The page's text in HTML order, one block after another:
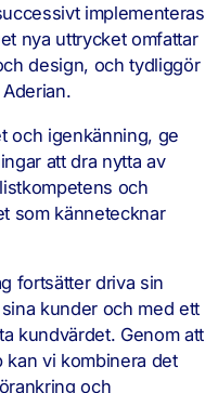
implementeras
nya uttrycket omfattar
design, och tydliggör
och igenkänning, ge
att dra nytta av
och
som kännetecknar
fortsätter driva sin
kunder och med ett
kundvärdet. Genom att
kan vi kombinera det
och